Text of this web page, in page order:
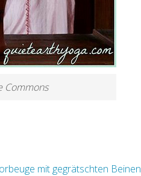
Commons
mit gegrätschten Beinen